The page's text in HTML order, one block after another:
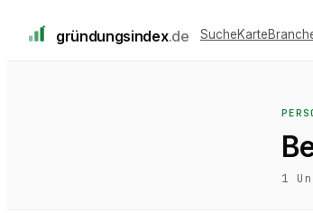
gründungsindex.de SucheKarte
1